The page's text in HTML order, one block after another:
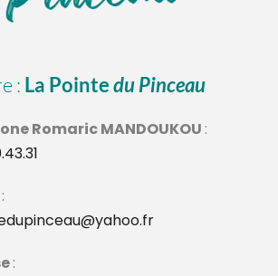
: La Pointe du Pinceau
Romaric MANDOUKOU :
:
: